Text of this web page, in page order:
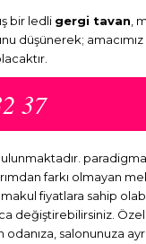
bir ledli gergi tavan ,
düşünerek;
37
paradigma
farkı olmayan
fiyatlara sahip
değiştirebilirsiniz.
salonunuza